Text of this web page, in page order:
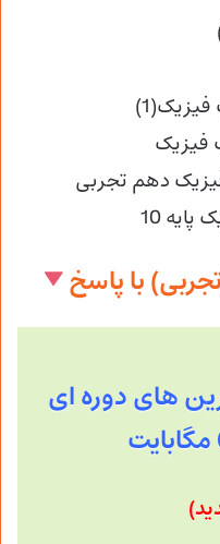
فیزیک
دهم تجربی
10
با پاسخ
های دوره ای